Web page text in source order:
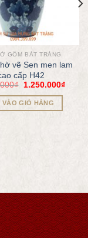
GỐM BÁT TRÀNG
vẽ Sen men lam
cấp H42
₫ 1.250.000₫
VÀO GIỎ HÀNG